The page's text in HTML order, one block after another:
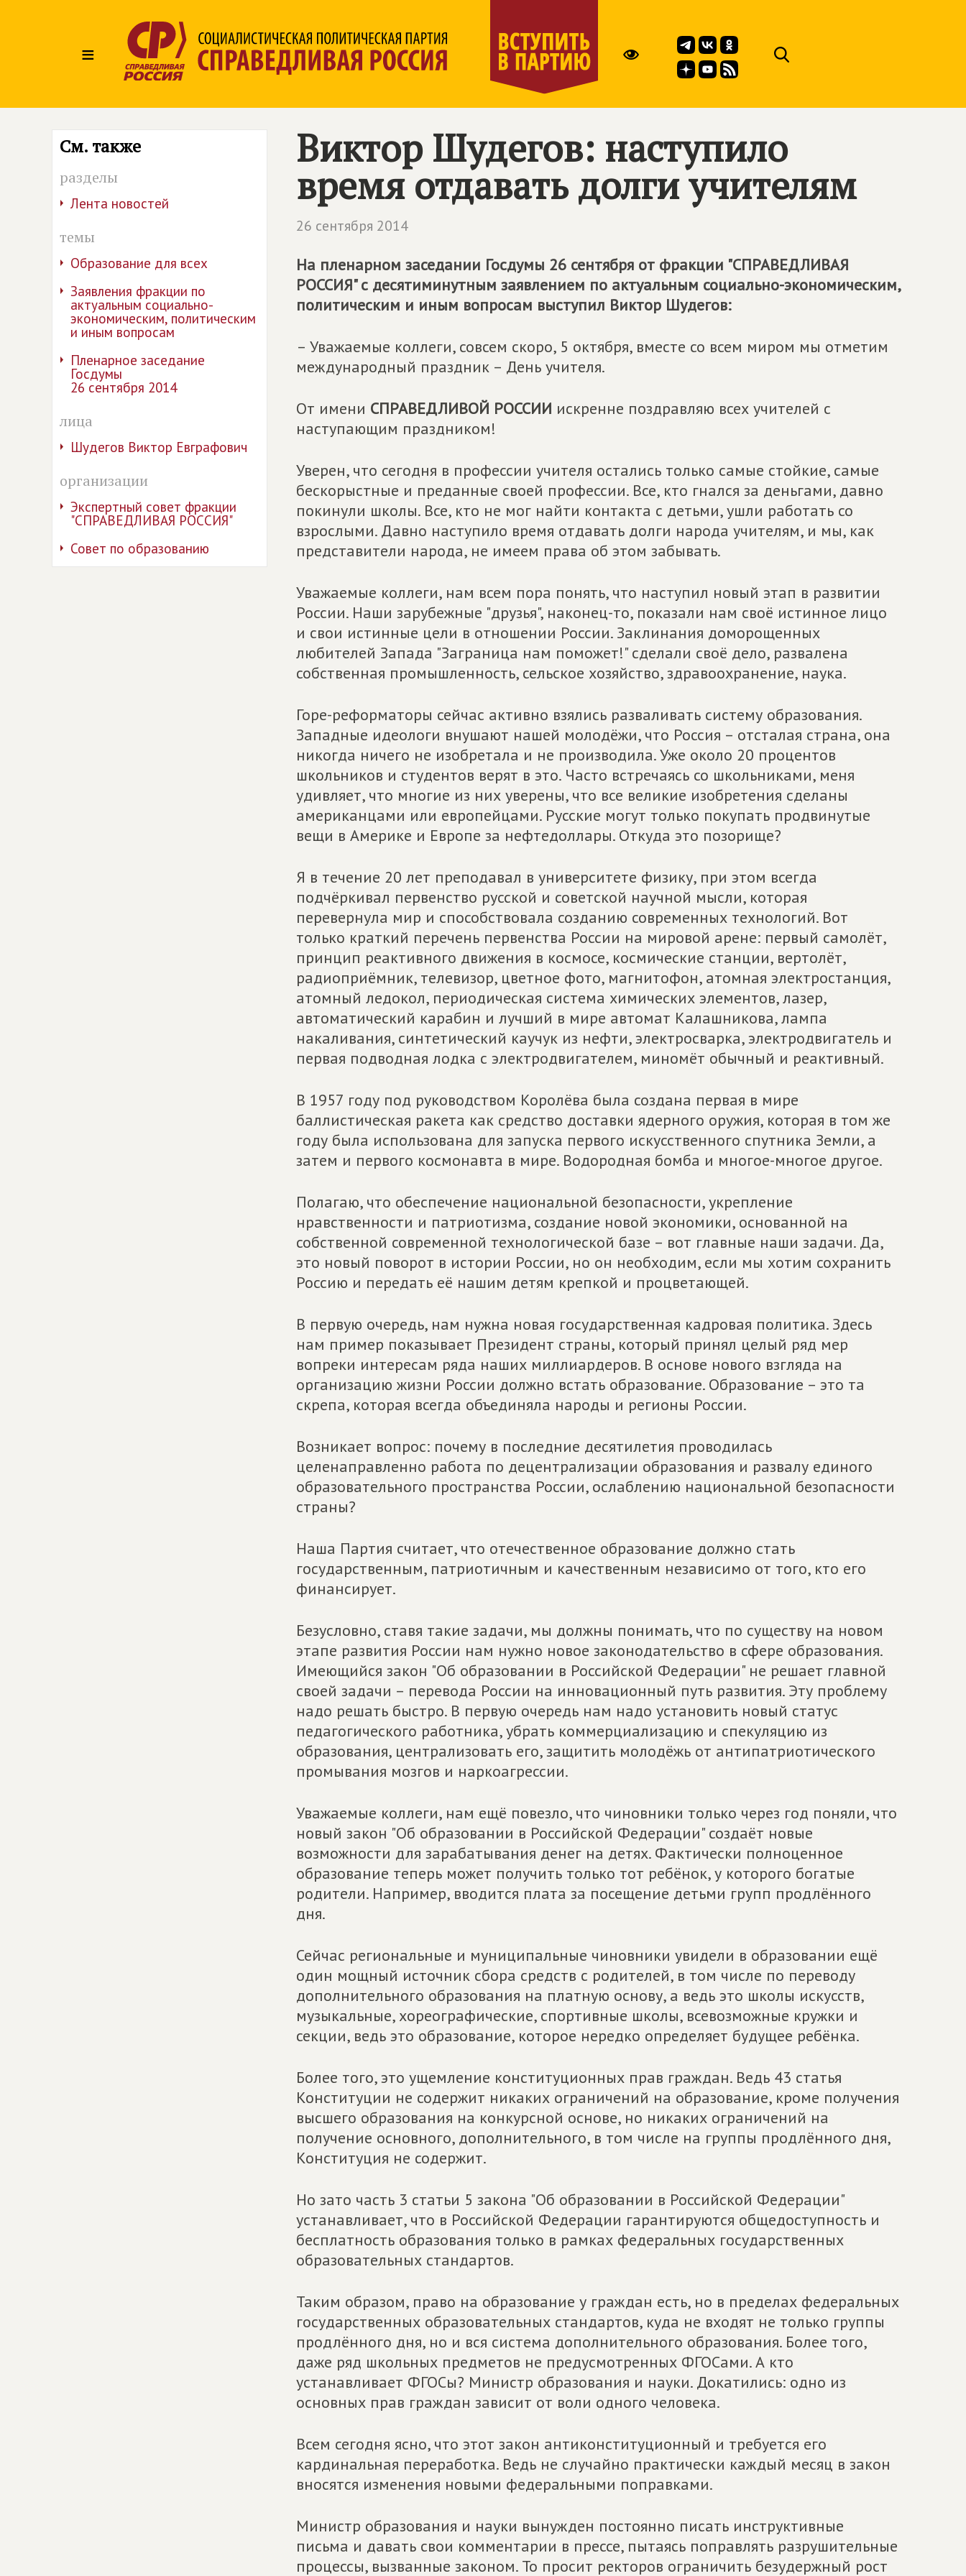
≡
См. также
разделы
Лента новостей
темы
Образование для всех
Заявления фракции по
актуальным социально-
экономическим, политическим
и иным вопросам
Пленарное заседание
Госдумы
26 сентября 2014
лица
Шудегов Виктор Евграфович
организации
Экспертный совет фракции
"СПРАВЕДЛИВАЯ РОССИЯ"
Совет по образованию
Виктор Шудегов: наступило
время отдавать долги учителям
26 сентября 2014
На пленарном заседании Госдумы 26 сентября от фракции "СПРАВЕДЛИВАЯ
РОССИЯ" с десятиминутным заявлением по актуальным социально-экономическим,
политическим и иным вопросам выступил Виктор Шудегов:
– Уважаемые коллеги, совсем скоро, 5 октября, вместе со всем миром мы отметим
международный праздник – День учителя.
От имени СПРАВЕДЛИВОЙ РОССИИ искренне поздравляю всех учителей с
наступающим праздником!
Уверен, что сегодня в профессии учителя остались только самые стойкие, самые
бескорыстные и преданные своей профессии. Все, кто гнался за деньгами, давно
покинули школы. Все, кто не мог найти контакта с детьми, ушли работать со
взрослыми. Давно наступило время отдавать долги народа учителям, и мы, как
представители народа, не имеем права об этом забывать.
Уважаемые коллеги, нам всем пора понять, что наступил новый этап в развитии
России. Наши зарубежные "друзья", наконец-то, показали нам своё истинное лицо
и свои истинные цели в отношении России. Заклинания доморощенных
любителей Запада "Заграница нам поможет!" сделали своё дело, развалена
собственная промышленность, сельское хозяйство, здравоохранение, наука.
Горе-реформаторы сейчас активно взялись разваливать систему образования.
Западные идеологи внушают нашей молодёжи, что Россия – отсталая страна, она
никогда ничего не изобретала и не производила. Уже около 20 процентов
школьников и студентов верят в это. Часто встречаясь со школьниками, меня
удивляет, что многие из них уверены, что все великие изобретения сделаны
американцами или европейцами. Русские могут только покупать продвинутые
вещи в Америке и Европе за нефтедоллары. Откуда это позорище?
Я в течение 20 лет преподавал в университете физику, при этом всегда
подчёркивал первенство русской и советской научной мысли, которая
перевернула мир и способствовала созданию современных технологий. Вот
только краткий перечень первенства России на мировой арене: первый самолёт,
принцип реактивного движения в космосе, космические станции, вертолёт,
радиоприёмник, телевизор, цветное фото, магнитофон, атомная электростанция,
атомный ледокол, периодическая система химических элементов, лазер,
автоматический карабин и лучший в мире автомат Калашникова, лампа
накаливания, синтетический каучук из нефти, электросварка, электродвигатель и
первая подводная лодка с электродвигателем, миномёт обычный и реактивный.
В 1957 году под руководством Королёва была создана первая в мире
баллистическая ракета как средство доставки ядерного оружия, которая в том же
году была использована для запуска первого искусственного спутника Земли, а
затем и первого космонавта в мире. Водородная бомба и многое-многое другое.
Полагаю, что обеспечение национальной безопасности, укрепление
нравственности и патриотизма, создание новой экономики, основанной на
собственной современной технологической базе – вот главные наши задачи. Да,
это новый поворот в истории России, но он необходим, если мы хотим сохранить
Россию и передать её нашим детям крепкой и процветающей.
В первую очередь, нам нужна новая государственная кадровая политика. Здесь
нам пример показывает Президент страны, который принял целый ряд мер
вопреки интересам ряда наших миллиардеров. В основе нового взгляда на
организацию жизни России должно встать образование. Образование – это та
скрепа, которая всегда объединяла народы и регионы России.
Возникает вопрос: почему в последние десятилетия проводилась
целенаправленно работа по децентрализации образования и развалу единого
образовательного пространства России, ослаблению национальной безопасности
страны?
Наша Партия считает, что отечественное образование должно стать
государственным, патриотичным и качественным независимо от того, кто его
финансирует.
Безусловно, ставя такие задачи, мы должны понимать, что по существу на новом
этапе развития России нам нужно новое законодательство в сфере образования.
Имеющийся закон "Об образовании в Российской Федерации" не решает главной
своей задачи – перевода России на инновационный путь развития. Эту проблему
надо решать быстро. В первую очередь нам надо установить новый статус
педагогического работника, убрать коммерциализацию и спекуляцию из
образования, централизовать его, защитить молодёжь от антипатриотического
промывания мозгов и наркоагрессии.
Уважаемые коллеги, нам ещё повезло, что чиновники только через год поняли, что
новый закон "Об образовании в Российской Федерации" создаёт новые
возможности для зарабатывания денег на детях. Фактически полноценное
образование теперь может получить только тот ребёнок, у которого богатые
родители. Например, вводится плата за посещение детьми групп продлённого
дня.
Сейчас региональные и муниципальные чиновники увидели в образовании ещё
один мощный источник сбора средств с родителей, в том числе по переводу
дополнительного образования на платную основу, а ведь это школы искусств,
музыкальные, хореографические, спортивные школы, всевозможные кружки и
секции, ведь это образование, которое нередко определяет будущее ребёнка.
Более того, это ущемление конституционных прав граждан. Ведь 43 статья
Конституции не содержит никаких ограничений на образование, кроме получения
высшего образования на конкурсной основе, но никаких ограничений на
получение основного, дополнительного, в том числе на группы продлённого дня,
Конституция не содержит.
Но зато часть 3 статьи 5 закона "Об образовании в Российской Федерации"
устанавливает, что в Российской Федерации гарантируются общедоступность и
бесплатность образования только в рамках федеральных государственных
образовательных стандартов.
Таким образом, право на образование у граждан есть, но в пределах федеральных
государственных образовательных стандартов, куда не входят не только группы
продлённого дня, но и вся система дополнительного образования. Более того,
даже ряд школьных предметов не предусмотренных ФГОСами. А кто
устанавливает ФГОСы? Министр образования и науки. Докатились: одно из
основных прав граждан зависит от воли одного человека.
Всем сегодня ясно, что этот закон антиконституционный и требуется его
кардинальная переработка. Ведь не случайно практически каждый месяц в закон
вносятся изменения новыми федеральными поправками.
Министр образования и науки вынужден постоянно писать инструктивные
письма и давать свои комментарии в прессе, пытаясь поправлять разрушительные
процессы, вызванные законом. То просит ректоров ограничить безудержный рост